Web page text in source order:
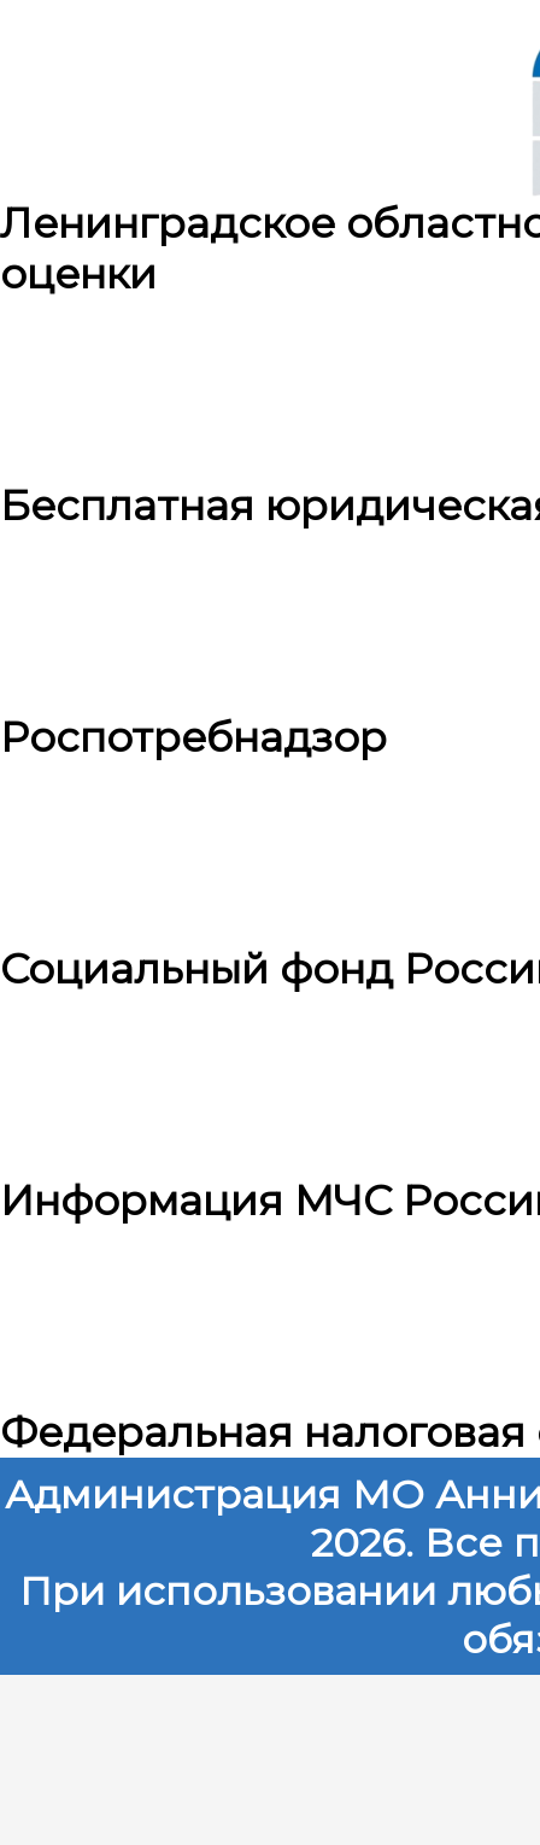
Ленинградское
оценки
Бесплатная
Роспотребнадзор
Социальный фонд
Информация МЧС
Федеральная налоговая
Администрация МО
2026. Все
При использовании